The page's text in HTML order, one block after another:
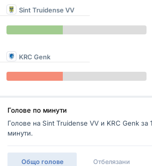
Sint Truidense VV
KRC Genk
Голове по минути
Голове на Sint Truidense VV и KRC Genk за
минути.
Общо голове Отбелязани